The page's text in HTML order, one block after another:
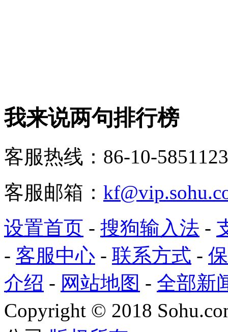
我来说两句排行榜
客服热线：86-10-
客服邮箱：
设置首页 - 搜狗输入法 -
- 客服中心 - 联系方式 -
介绍 - 网站地图 - 全部新
Copyright © 2018